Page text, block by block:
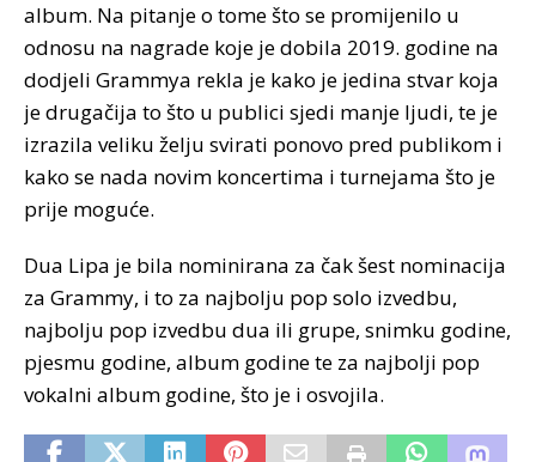
album. Na pitanje o tome što se promijenilo u
odnosu na nagrade koje je dobila 2019. godine na
dodjeli Grammya rekla je kako je jedina stvar koja
je drugačija to što u publici sjedi manje ljudi, te je
izrazila veliku želju svirati ponovo pred publikom i
kako se nada novim koncertima i turnejama što je
prije moguće.
Dua Lipa je bila nominirana za čak šest nominacija
za Grammy, i to za najbolju pop solo izvedbu,
najbolju pop izvedbu dua ili grupe, snimku godine,
pjesmu godine, album godine te za najbolji pop
vokalni album godine, što je i osvojila.